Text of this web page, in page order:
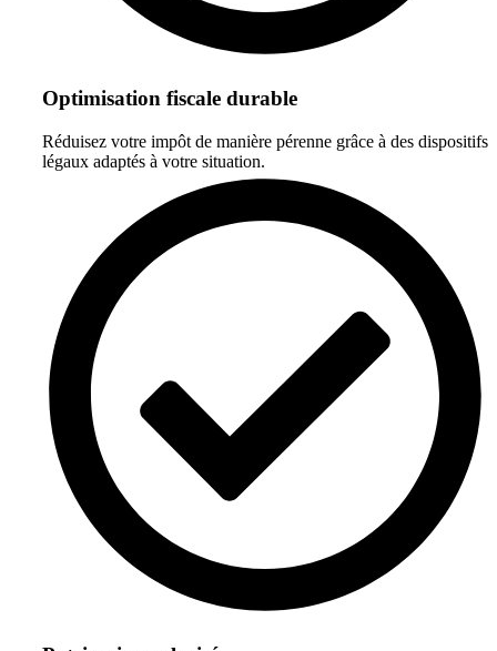
Optimisation fiscale durable
Réduisez votre impôt de manière pérenne grâce à des dispositifs
légaux adaptés à votre situation.